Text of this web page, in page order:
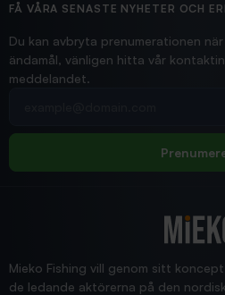
Hittade exakt vad jag behövde.
Jensa
FÅ VÅRA SENASTE NYHETER OCH
Du kan avbryta prenumerationen
ändamål, vänligen hitta vår
meddelandet.
Mieko Fishing vill genom sitt
de ledande aktörerna på den